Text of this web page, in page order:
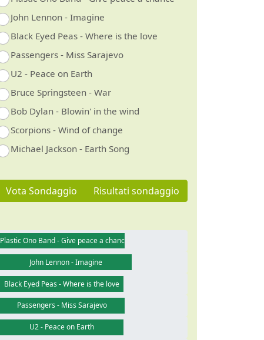
John Lennon - Imagine
Black Eyed Peas - Where is the love
Passengers - Miss Sarajevo
U2 - Peace on Earth
Bruce Springsteen - War
Bob Dylan - Blowin' in the wind
Scorpions - Wind of change
Michael Jackson - Earth Song
Vota Sondaggio Risultati sondaggio
Plastic Ono Band - Give peace a chance
John Lennon - Imagine
Black Eyed Peas - Where is the love
Passengers - Miss Sarajevo
U2 - Peace on Earth